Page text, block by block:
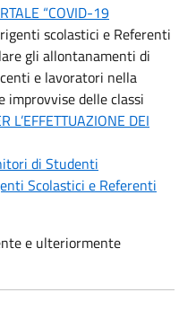
“COVID-19
scolastici e Referenti
gli allontanamenti di
e lavoratori nella
improvvise delle classi
L’EFFETTUAZIONE DEI
di Studenti
Scolastici e Referenti
e ulteriormente